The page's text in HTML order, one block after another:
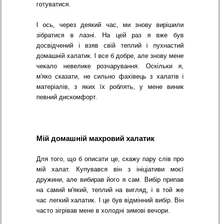
готуватися.
І ось, через деякий час, ми знову вирішили
зібратися в лазні. На цей раз я вже був
досвідчений і взяв свій теплий і пухнастий
домашній халатик. І все б добре, але знову мене
чекало невелике розчарування. Оскільки я,
м'яко сказати, не сильно фахівець з халатів і
матеріалів, з яких їх роблять, у мене виник
певний дискомфорт.
Мій домашній махровий халатик
Для того, що б описати це, скажу пару слів про
мій халат. Купувався він з ініціативи моєї
дружини, але вибирав його я сам. Вибір припав
на самий м'який, теплий на вигляд, і в той же
час легкий халатик. І це був відмінний вибір. Він
часто зігрівав мене в холодні зимові вечори.